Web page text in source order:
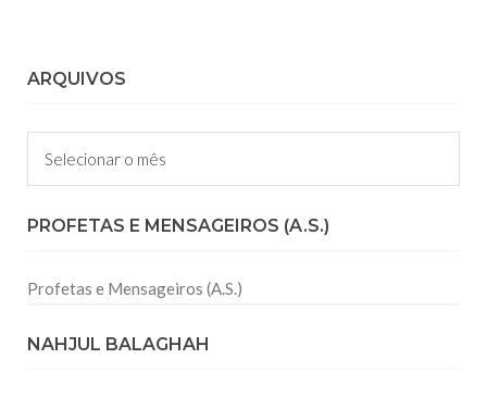
ARQUIVOS
Arquivos
PROFETAS E MENSAGEIROS (A.S.)
Profetas e Mensageiros (A.S.)
NAHJUL BALAGHAH